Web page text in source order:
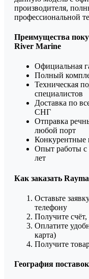
производителя,
профессиональной
Преимущества
River Marine
Официальная
Полный
Техническая
специалистов
Доставка по
СНГ
Отправка
любой порт
Конкурентные
Опыт работы с
лет
Как заказать
Оставьте
телефону
Получите
Оплатите
карта)
Получите
География поставок